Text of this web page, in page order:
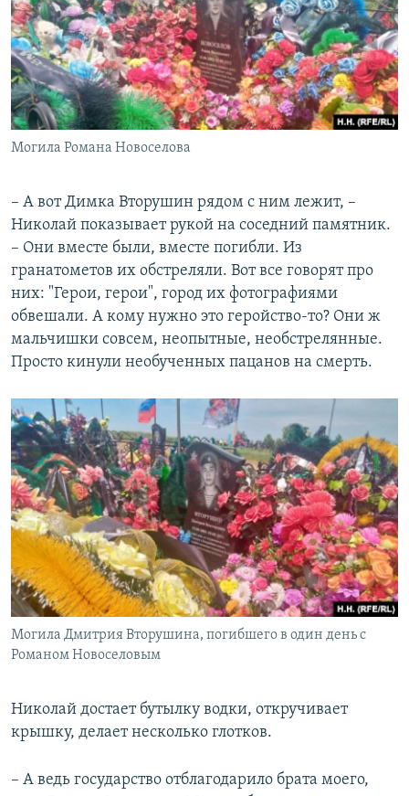
Могила Романа Новоселова
– А вот Димка Вторушин рядом с ним лежит, –
Николай показывает рукой на соседний памятник.
– Они вместе были, вместе погибли. Из
гранатометов их обстреляли. Вот все говорят про
них: "Герои, герои", город их фотографиями
обвешали. А кому нужно это геройство-то? Они ж
мальчишки совсем, неопытные, необстрелянные.
Просто кинули необученных пацанов на смерть.
Могила Дмитрия Вторушина, погибшего в один день с
Романом Новоселовым
Николай достает бутылку водки, откручивает
крышку, делает несколько глотков.
– А ведь государство отблагодарило брата моего,